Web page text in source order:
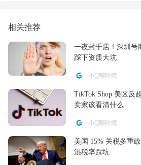
相关推荐
一夜封千店！深圳号
踩下资质大坑
小Q聊跨境
TikTok Shop 美区反
卖家该看清什么
小Q聊跨境
美国 15% 关税多重
混税率踩坑